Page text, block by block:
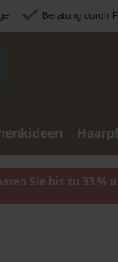
Beratung durch
Sie bis zu 33 %